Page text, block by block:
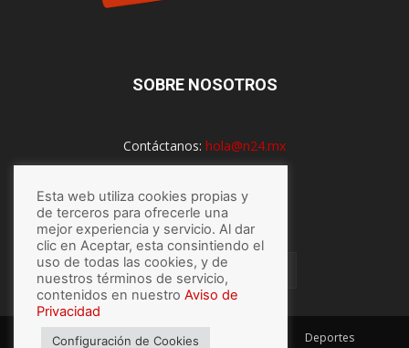
SOBRE NOSOTROS
Contáctanos: hola@n24.mx
SÍGUENOS
México Mundo Economía Deportes
Esta web utiliza cookies propias y
de terceros para ofrecerle una
mejor experiencia y servicio. Al dar
clic en Aceptar, esta consintiendo el
uso de todas las cookies, y de
nuestros términos de servicio,
contenidos en nuestro Aviso de
Privacidad
Configuración de Cookies